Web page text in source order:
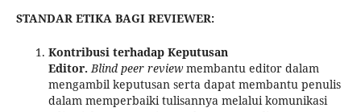
STANDAR ETIKA BAGI REVIEWER:
Kontribusi terhadap Keputusan
Editor.Blind peer reviewmembantu editor dalam
mengambil keputusan serta dapat membantu penulis
dalam memperbaiki tulisannya melalui komunikasi